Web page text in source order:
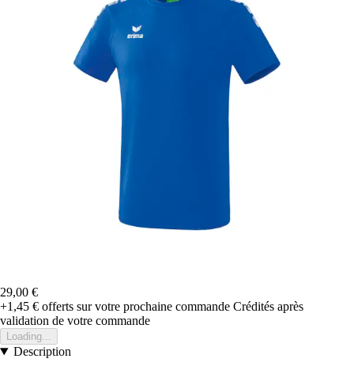
29,00 €
+1,45 € offerts sur votre prochaine commande Crédités après
validation de votre commande
Loading...
Description